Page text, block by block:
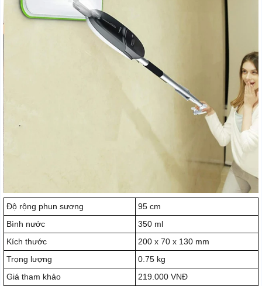
Độ rộng phun sương
95 cm
Bình nước
350 ml
Kích thước
200 x 70 x 130 mm
Trọng lượng
0.75 kg
Giá tham khảo
219.000 VNĐ